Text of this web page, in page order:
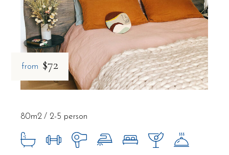
from $72
80m2 2-5 person